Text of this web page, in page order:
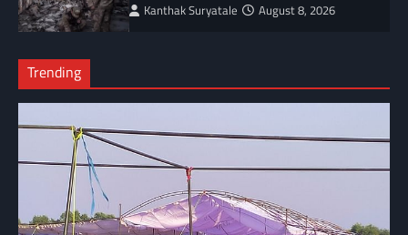
Kanthak Suryatale August 8, 2026
Trending